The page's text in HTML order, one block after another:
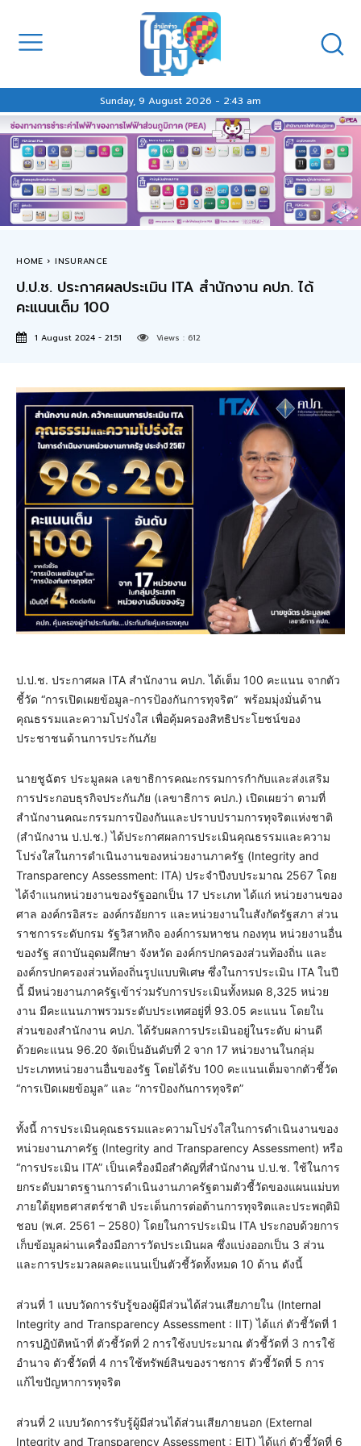
Sunday, 9 August 2026 - 2:43 am
HOME INSURANCE
ป.ป.ช. ประกาศผลประเมิน ITA สำนักงาน คปภ. ได้
คะแนนเต็ม 100
1 August 2024 - 21:51 Views : 612
ป.ป.ช. ประกาศผล ITA สำนักงาน คปภ. ได้เต็ม 100 คะแนน จากตัว
ชี้วัด “การเปิดเผยข้อมูล-การป้องกันการทุจริต” พร้อมมุ่งมั่นด้าน
คุณธรรมและความโปร่งใส เพื่อคุ้มครองสิทธิประโยชน์ของ
ประชาชนด้านการประกันภัย
นายชูฉัตร ประมูลผล เลขาธิการคณะกรรมการกำกับและส่งเสริม
การประกอบธุรกิจประกันภัย (เลขาธิการ คปภ.) เปิดเผยว่า ตามที่
สำนักงานคณะกรรมการป้องกันและปราบปรามการทุจริตแห่งชาติ
(สำนักงาน ป.ป.ช.) ได้ประกาศผลการประเมินคุณธรรมและความ
โปร่งใสในการดำเนินงานของหน่วยงานภาครัฐ (Integrity and
Transparency Assessment: ITA) ประจำปีงบประมาณ 2567 โดย
ได้จำแนกหน่วยงานของรัฐออกเป็น 17 ประเภท ได้แก่ หน่วยงานของ
ศาล องค์กรอิสระ องค์กรอัยการ และหน่วยงานในสังกัดรัฐสภา ส่วน
ราชการระดับกรม รัฐวิสาหกิจ องค์การมหาชน กองทุน หน่วยงานอื่น
ของรัฐ สถาบันอุดมศึกษา จังหวัด องค์กรปกครองส่วนท้องถิ่น และ
องค์กรปกครองส่วนท้องถิ่นรูปแบบพิเศษ ซึ่งในการประเมิน ITA ในปี
นี้ มีหน่วยงานภาครัฐเข้าร่วมรับการประเมินทั้งหมด 8,325 หน่วย
งาน มีคะแนนภาพรวมระดับประเทศอยู่ที่ 93.05 คะแนน โดยใน
ส่วนของสำนักงาน คปภ. ได้รับผลการประเมินอยู่ในระดับ ผ่านดี
ด้วยคะแนน 96.20 จัดเป็นอันดับที่ 2 จาก 17 หน่วยงานในกลุ่ม
ประเภทหน่วยงานอื่นของรัฐ โดยได้รับ 100 คะแนนเต็มจากตัวชี้วัด
“การเปิดเผยข้อมูล” และ “การป้องกันการทุจริต”
ทั้งนี้ การประเมินคุณธรรมและความโปร่งใสในการดำเนินงานของ
หน่วยงานภาครัฐ (Integrity and Transparency Assessment) หรือ
“การประเมิน ITA” เป็นเครื่องมือสำคัญที่สำนักงาน ป.ป.ช. ใช้ในการ
ยกระดับมาตรฐานการดำเนินงานภาครัฐตามตัวชี้วัดของแผนแม่บท
ภายใต้ยุทธศาสตร์ชาติ ประเด็นการต่อต้านการทุจริตและประพฤติมิ
ชอบ (พ.ศ. 2561 – 2580) โดยในการประเมิน ITA ประกอบด้วยการ
เก็บข้อมูลผ่านเครื่องมือการวัดประเมินผล ซึ่งแบ่งออกเป็น 3 ส่วน
และการประมวลผลคะแนนเป็นตัวชี้วัดทั้งหมด 10 ด้าน ดังนี้
ส่วนที่ 1 แบบวัดการรับรู้ของผู้มีส่วนได้ส่วนเสียภายใน (Internal
Integrity and Transparency Assessment : IIT) ได้แก่ ตัวชี้วัดที่ 1
การปฏิบัติหน้าที่ ตัวชี้วัดที่ 2 การใช้งบประมาณ ตัวชี้วัดที่ 3 การใช้
อำนาจ ตัวชี้วัดที่ 4 การใช้ทรัพย์สินของราชการ ตัวชี้วัดที่ 5 การ
แก้ไขปัญหาการทุจริต
ส่วนที่ 2 แบบวัดการรับรู้ผู้มีส่วนได้ส่วนเสียภายนอก (External
Integrity and Transparency Assessment : EIT) ได้แก่ ตัวชี้วัดที่ 6